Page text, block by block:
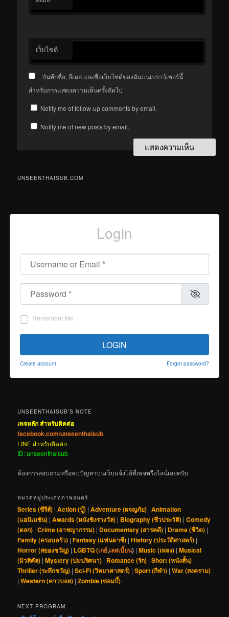
เว็บไซต์
บันทึกชื่อ, อีเมล และชื่อเว็บไซต์ของฉันบนเบราว์เซอร์นี้
สำหรับการแสดงความเห็นครั้งถัดไป
Notify me of follow-up comments by email.
Notify me of new posts by email.
UNSEENTHAISUB.COM
Login
Username or Email
Password
Remember Me
LOGIN
Create account Forgot password?
UNSEENTHAISUB’S NOTE
เพจหลัก สำหรับติดต่อ
facebook.com/unseenthaisub
LINE สำหรับติดต่อ
ID: unseenthaisub
ต้องการสอบถามหรือพบปัญหาบนเว็บแจ้งได้ที่เพจหรือไลน์เลยครับ
หมวดหมู่ประเภทภาพยนตร์
Series (ซีรีส์) |Action (บู๊) |Adventure (ผจญภัย) |Animation
(แอนิเมชัน) |Awards (หนังชิงรางวัล) | Biography (ชีวประวัติ) |Comedy
(ตลก) |Crime (อาชญากรรม) | Documentary (สารคดี) | Drama (ชีวิต) |
Family (ครอบครัว) |Fantasy (แฟนตาซี) |History (ประวัติศาสตร์) |
Horror (สยองขวัญ) | LGBTQ (เกย์,เลสเบี้ยน) |Music (เพลง) |Musical
(มิวสิคัล) |Mystery (ปมปริศนา) | Romance (รัก) |Short (หนังสั้น) |
Thriller (ระทึกขวัญ) |Sci-Fi (วิทยาศาสตร์) |Sport (กีฬา) |War (สงคราม)
|Western (คาวบอย) |Zombie (ซอมบี้)
NEXT PROGRAM